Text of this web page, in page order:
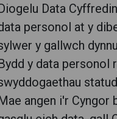
Data
personol at y
y gallwch
y data personol
angen i'r Cyngor